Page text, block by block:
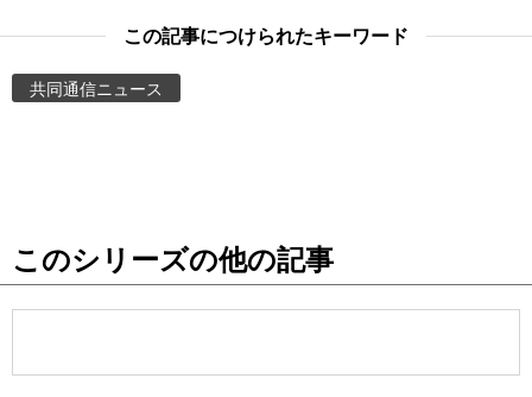
お知らせ
この記事につけられたキーワード
共同通信ニュース
このシリーズの他の記事